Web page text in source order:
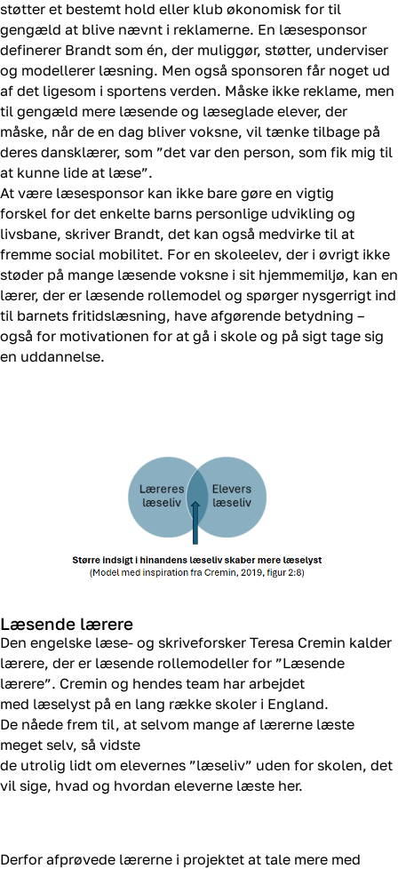
støtter et bestemt hold eller klub økonomisk for til
gengæld at blive nævnt i reklamerne. En læsesponsor
definerer Brandt som én, der muliggør, støtter, underviser
og modellerer læsning. Men også sponsoren får noget ud
af det ligesom i sportens verden. Måske ikke reklame, men
til gengæld mere læsende og læseglade elever, der
måske, når de en dag bliver voksne, vil tænke tilbage på
deres dansklærer, som ”det var den person, som fik mig til
at kunne lide at læse”.
At være læsesponsor kan ikke bare gøre en vigtig
forskel for det enkelte barns personlige udvikling og
livsbane, skriver Brandt, det kan også medvirke til at
fremme social mobilitet. For en skoleelev, der i øvrigt ikke
støder på mange læsende voksne i sit hjemmemiljø, kan en
lærer, der er læsende rollemodel og spørger nysgerrigt ind
til barnets fritidslæsning, have afgørende betydning –
også for motivationen for at gå i skole og på sigt tage sig
en uddannelse.
Læsende lærere
Den engelske læse- og skriveforsker Teresa Cremin kalder
lærere, der er læsende rollemodeller for ”Læsende
lærere”. Cremin og hendes team har arbejdet
med læselyst på en lang række skoler i England.
De nåede frem til, at selvom mange af lærerne læste
meget selv, så vidste
de utrolig lidt om elevernes ”læseliv” uden for skolen, det
vil sige, hvad og hvordan eleverne læste her.
Derfor afprøvede lærerne i projektet at tale mere med